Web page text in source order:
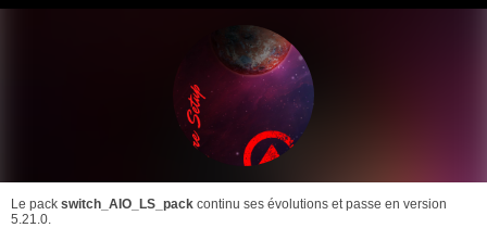
Le pack switch_AIO_LS_pack continu ses évolutions et passe en version
5.21.0.